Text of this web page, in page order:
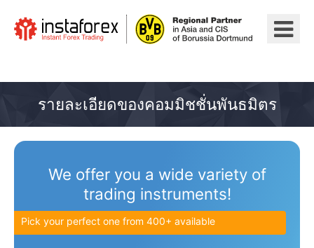
รายละเอียดของคอมมิชชั่นพันธมิตร
We offer you a wide variety of
trading instruments!
Pick your perfect one from 400+ available